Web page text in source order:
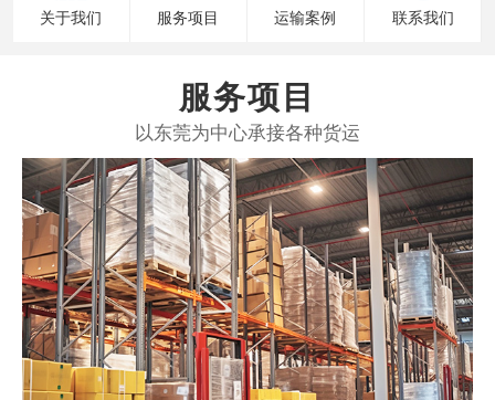
关于我们 服务项目 运输案例 联系我们
服务项目
以东莞为中心承接各种货运